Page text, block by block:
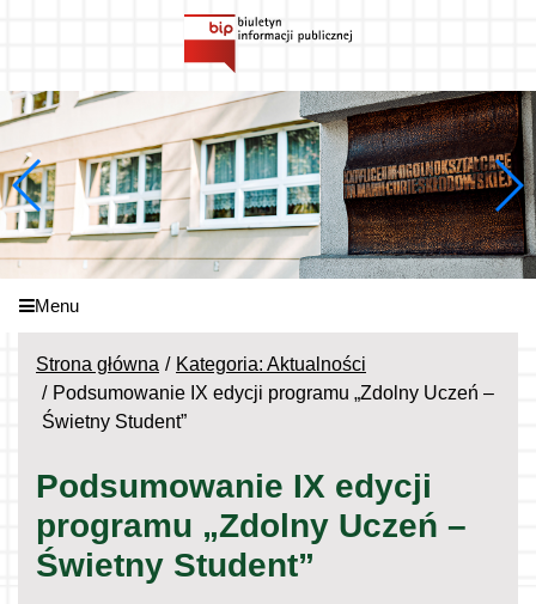
Menu
Strona główna
Kategoria: Aktualności
Podsumowanie IX edycji programu „Zdolny Uczeń –
Świetny Student”
Podsumowanie IX edycji
programu „Zdolny Uczeń –
Świetny Student”